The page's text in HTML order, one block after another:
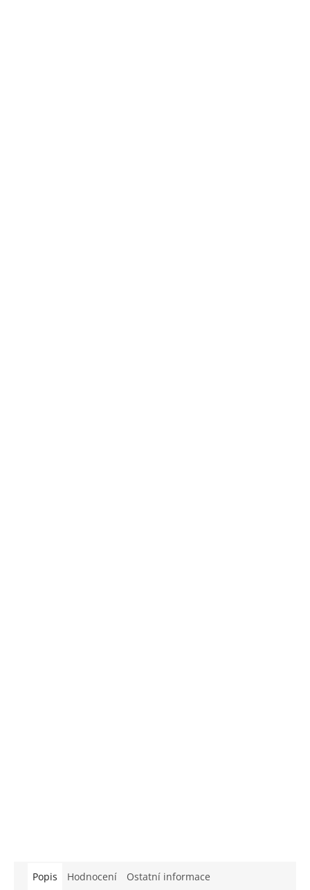
Popis Hodnocení Ostatní informace